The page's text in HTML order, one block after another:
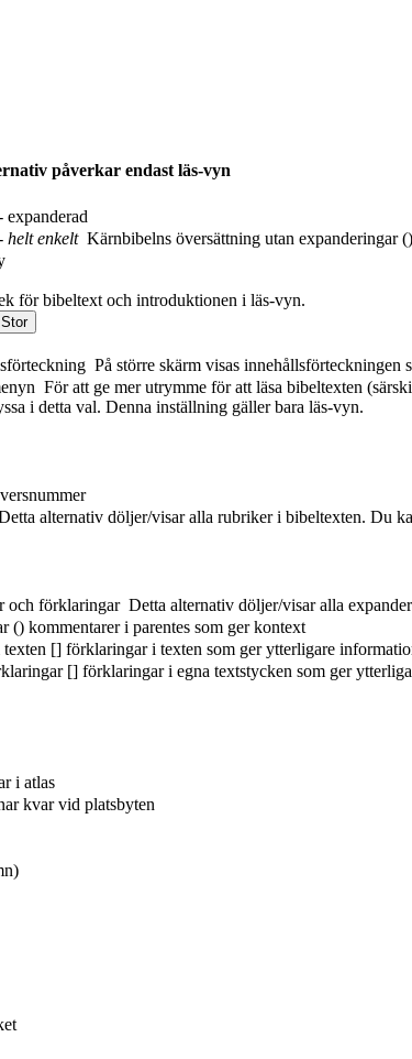
påverkar endast läs-vyn
helt enkelt Kärnbibelns översättning utan expanderingar
för bibeltext och introduktionen i läs-vyn.
Stor
På större skärm visas
För att ge mer utrymme för att läsa bibeltexten
i detta val. Denna inställning gäller bara läs-vyn.
versnummer
alternativ döljer/visar alla rubriker i bibeltexten. Du
och förklaringar Detta alternativ döljer/visar alla
() kommentarer i parentes som ger kontext
[] förklaringar i texten som ger ytterligare
[] förklaringar i egna textstycken som ger
i atlas
kvar vid platsbyten